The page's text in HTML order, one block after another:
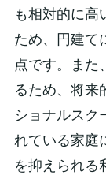
も相対的に高
ため、円建て
点です。また
るため、将来
ショナルスク
れている家庭
を抑えられる